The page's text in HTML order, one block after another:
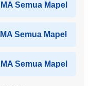
Semua Mapel
Semua Mapel
Semua Mapel